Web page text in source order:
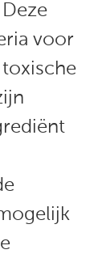
voor